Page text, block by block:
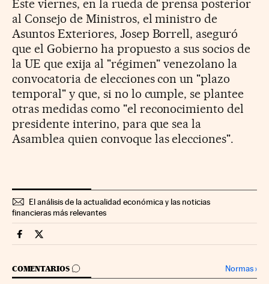
Este viernes, en la rueda de prensa posterior
al Consejo de Ministros, el ministro de
Asuntos Exteriores, Josep Borrell, aseguró
que el Gobierno ha propuesto a sus socios de
la UE que exija al "régimen" venezolano la
convocatoria de elecciones con un "plazo
temporal" y que, si no lo cumple, se plantee
otras medidas como "el reconocimiento del
presidente interino, para que sea la
Asamblea quien convoque las elecciones".
El análisis de la actualidad económica y las noticias
financieras más relevantes
Economia Cinco Días en Facebook
Economia Cinco Días en Twitter
COMENTARIOS
IR A LOS COMENTARIOS Normas›